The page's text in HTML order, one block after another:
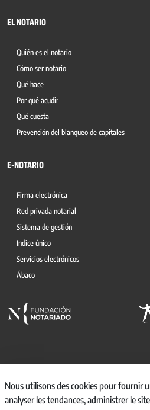
EL NOTARIO
Quién es el notario
Cómo ser notario
Qué hace
Por qué acudir
Qué cuesta
Prevención del blanqueo de capitales
E-NOTARIO
Firma electrónica
Red privada notarial
Sistema de gestión
Indice único
Servicios electrónicos
Ábaco
© 2026, CONSEJO GENERAL DEL NOTARIO
CANAL INTERNO DE
Nous utilisons des cookies pour fournir
analyser les tendances, administrer le